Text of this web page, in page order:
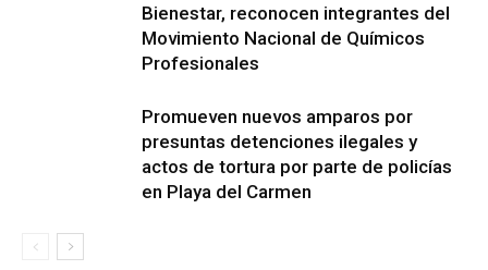
Bienestar, reconocen integrantes del
Movimiento Nacional de Químicos
Profesionales
Promueven nuevos amparos por
presuntas detenciones ilegales y
actos de tortura por parte de policías
en Playa del Carmen